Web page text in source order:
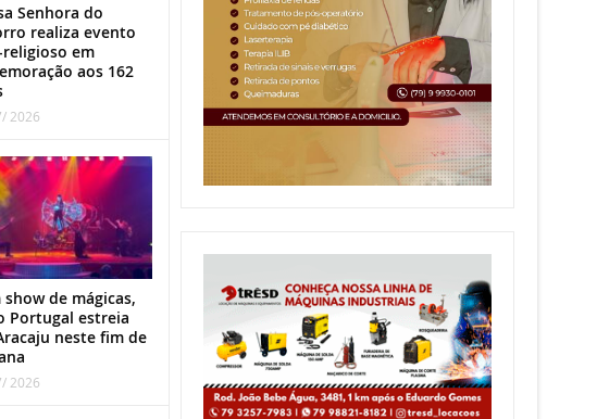
Senhora do
realiza evento
em
aos 162
2026
show de mágicas,
Portugal estreia
neste fim de
2026